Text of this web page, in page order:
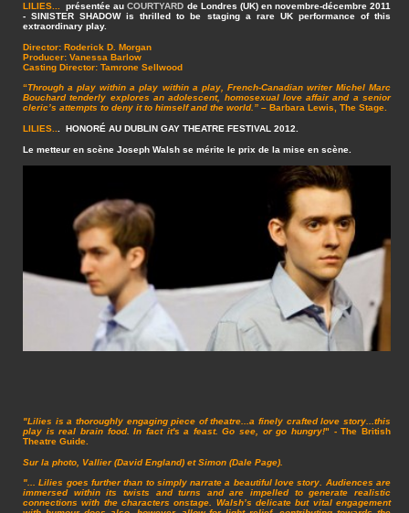
LILIES... présentée auCOURTYARD de Londres (UK) en novembre-décembre 2011
-SINISTER SHADOW is thrilled to be staging a rare UK performance of this
extraordinary play.
Director: Roderick D. Morgan
Producer: Vanessa Barlow
Casting Director: Tamrone Sellwood
“Through a play within a play within a play, French-Canadian writer Michel Marc
Bouchard tenderly explores an adolescent, homosexual love affair and a senior
cleric’s attempts to deny it to himself and the world.” – Barbara Lewis, The Stage.
LILIES... HONORÉ AU DUBLIN GAY THEATRE FESTIVAL 2012.
Le metteur en scène Joseph Walsh se mérite le prix de la mise en scène.
"Lilies is a thoroughly engaging piece of theatre...a finely crafted love story...this
play is real brain food. In fact it's a feast. Go see, or go hungry!" - The British
Theatre Guide.
Sur la photo, Vallier (David England) et Simon (Dale Page).
"... Lilies goes further than to simply narrate a beautiful love story. Audiences are
immersed within its twists and turns and are impelled to generate realistic
connections with the characters onstage. Walsh’s delicate but vital engagement